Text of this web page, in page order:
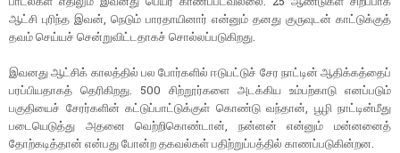
ஆட்சி புரிந்த இவன், நெடும் பாரதாயினார் என்னும் தனது குருவுடன் காட்டுக்குத்
தவம் செய்யச் சென்றுவிட்டதாகச் சொல்லப்படுகிறது.
இவனது ஆட்சிக் காலத்தில் பல போர்களில் ஈடுபட்டுச் சேர நாட்டின் ஆதிக்கத்தைப்
பரப்பியதாகத் தெரிகிறது. 500 சிற்றூர்களை அடக்கிய உம்பற்காடு எனப்படும்
பகுதியைச் சேரர்களின் கட்டுப்பாட்டுக்குள் கொண்டு வந்தான், பூழி நாட்டின்மீது
படையெடுத்து அதனை வெற்றிகொண்டான், நன்னன் என்னும் மன்னனைத்
தோற்கடித்தான் என்பது போன்ற தகவல்கள் பதிற்றுப்பத்தில் காணப்படுகின்றன.